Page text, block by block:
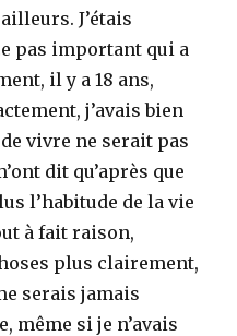
J’étais
pas important qui a
il y a 18 ans,
j’avais bien
vivre ne serait pas
dit qu’après que
l’habitude de la vie
à fait raison,
plus clairement,
serais jamais
même si je n’avais